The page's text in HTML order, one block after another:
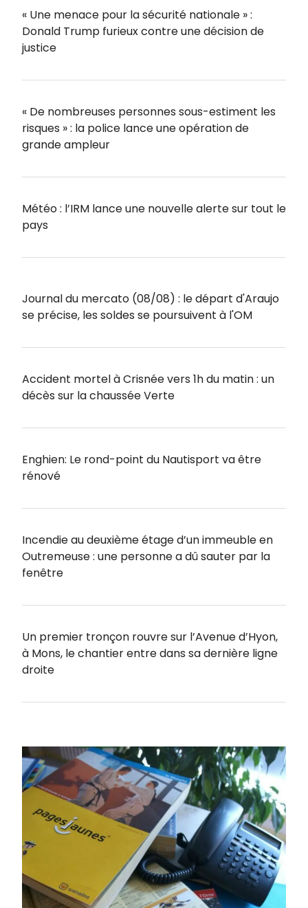
« Une menace pour la sécurité nationale » :
Donald Trump furieux contre une décision de
justice
« De nombreuses personnes sous-estiment les
risques » : la police lance une opération de
grande ampleur
Météo : l’IRM lance une nouvelle alerte sur tout le
pays
Journal du mercato (08/08) : le départ d'Araujo
se précise, les soldes se poursuivent à l'OM
Accident mortel à Crisnée vers 1h du matin : un
décès sur la chaussée Verte
Enghien: Le rond-point du Nautisport va être
rénové
Incendie au deuxième étage d’un immeuble en
Outremeuse : une personne a dû sauter par la
fenêtre
Un premier tronçon rouvre sur l’Avenue d’Hyon,
à Mons, le chantier entre dans sa dernière ligne
droite